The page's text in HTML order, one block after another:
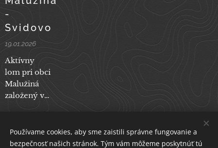
-
Svidovo
19.01.2026
Aktívny
lom pri obci
Malužiná
založený v
. Približné
súradnice
Používame cookies, aby sme zaistili správne fungovanie a
bezpečnosť našich stránok. Tým vám môžeme poskytnúť tú